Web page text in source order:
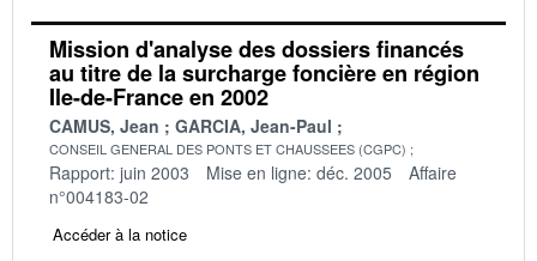
Mission d'analyse des dossiers financés
au titre de la surcharge foncière en région
Ile-de-France en 2002
CAMUS, Jean GARCIA, Jean-Paul
CONSEIL GENERAL DES PONTS ET CHAUSSEES (CGPC)
Rapport: juin 2003 Mise en ligne: déc. 2005
Affaire
n°004183-02
Accéder à la notice